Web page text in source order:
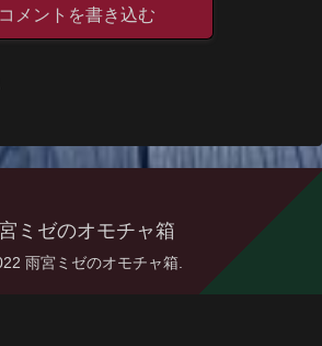
コメントを書き込む
ミゼのオモチャ箱
雨宮ミゼのオモチャ箱.